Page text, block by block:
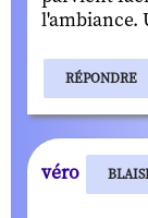
l'ambiance.
RÉPONDRE
véro